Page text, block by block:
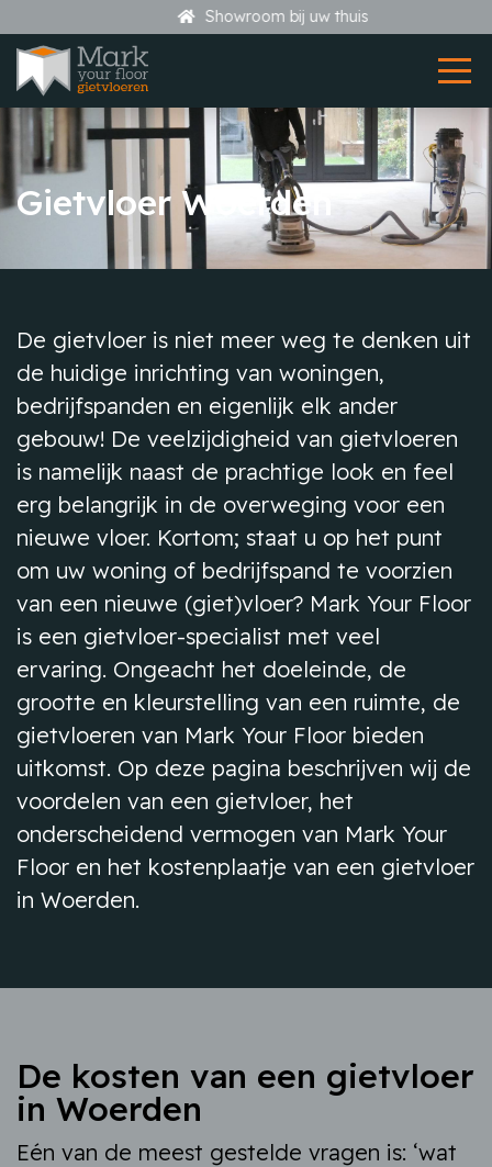
Showroom bij uw thuis
Gietvloer Woerden
De gietvloer is niet meer weg te denken uit
de huidige inrichting van woningen,
bedrijfspanden en eigenlijk elk ander
gebouw! De veelzijdigheid van gietvloeren
is namelijk naast de prachtige look en feel
erg belangrijk in de overweging voor een
nieuwe vloer. Kortom; staat u op het punt
om uw woning of bedrijfspand te voorzien
van een nieuwe (giet)vloer? Mark Your Floor
is een gietvloer-specialist met veel
ervaring. Ongeacht het doeleinde, de
grootte en kleurstelling van een ruimte, de
gietvloeren van Mark Your Floor bieden
uitkomst. Op deze pagina beschrijven wij de
voordelen van een gietvloer, het
onderscheidend vermogen van Mark Your
Floor en het kostenplaatje van een gietvloer
in Woerden.
De kosten van een gietvloer
in Woerden
Eén van de meest gestelde vragen is: ‘wat